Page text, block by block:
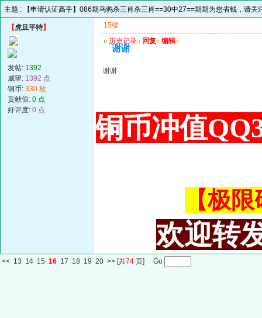
主题 : 【申请认证高手】086期乌鸦杀三肖杀三肖==30中27==期期为您省钱，请关
【虎旦平特】
发帖: 1392
威望: 1392 点
铜币: 330 枚
贡献值: 0 点
好评度: 0 点
15楼
u 历史记录u 回复u 编辑u
谢谢
谢谢
铜币冲值
【极
欢迎转
<< 13 14 15 16 17 18 19 20 >> [共74 页] Go